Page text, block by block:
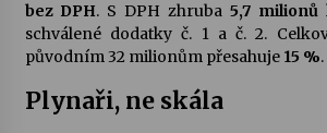
bez DPH. S DPH zhruba 5,7 milionů
schválené dodatky č. 1 a č. 2.
původním 32 milionům přesahuje 15 %.
Plynaři, ne skála